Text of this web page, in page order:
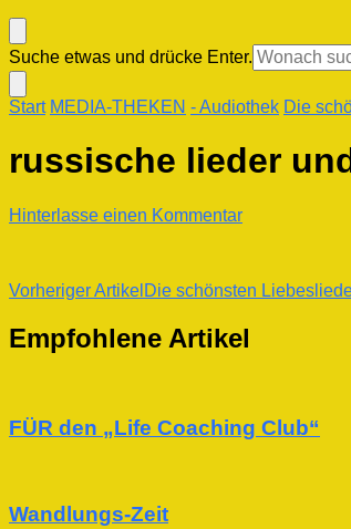
Suchst
du
nach
etwas?
Suche etwas und drücke Enter.
Start MEDIA-THEKEN - Audiothek Die
russische lieder
Hinterlasse einen Kommentarzu
romanzen
Beitragsnavigation
Vorheriger Artikel Die schönsten
Empfohlene Artikel
FÜR den „Life Coaching Club“
Wandlungs-Zeit